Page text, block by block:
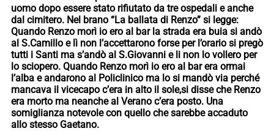
uomo dopo essere stato rifiutato da tre ospedali e anche
dal cimitero. Nel brano “La ballata di Renzo” si legge:
Quando Renzo morì io ero al bar la strada era buia si andò
al S.Camillo e lì non l’accettarono forse per l’orario si pregò
tutti i Santi ma s’andò al S.Giovanni e li non lo vollero per
lo sciopero. Quando Renzo morì io ero al bar era ormai
l’alba e andarono al Policlinico ma lo si mandò via perché
mancava il vicecapo c’era in alto il sole,si disse che Renzo
era morto ma neanche al Verano c’era posto. Una
somiglianza notevole con quello che sarebbe accaduto
allo stesso Gaetano.